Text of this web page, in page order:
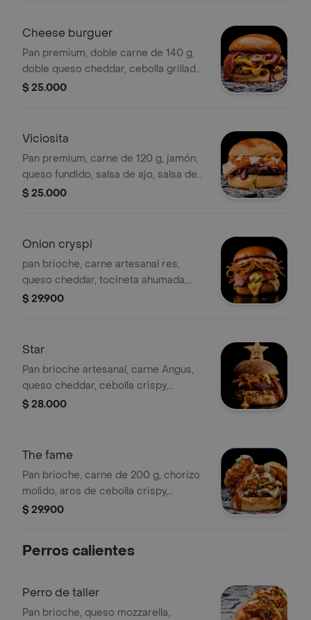
texturas. Incluye papas francesas.
Cheese burguer
Pan premium, doble carne de 140 g,
doble queso cheddar, cebolla grillada,
tocineta crujiente y salsa BBQ con
$ 25.000
Viciosita
Pan premium, carne de 120 g, jamón,
queso fundido, salsa de ajo, salsa de
cilantro y reducción de uva. Incluye
$ 25.000
Onion cryspi
pan brioche, carne artesanal res,
queso cheddar, tocineta ahumada,
cebolla crispy y salsa rosada de la
$ 29.900
Star
Pan brioche artesanal, carne Angus,
queso cheddar, cebolla crispy,
rodajas de carambolo y salsa
$ 28.000
The fame
Pan brioche, carne de 200 g, chorizo
molido, aros de cebolla crispy,
reducción de salsa tropical, chipotle y
$ 29.900
Perros calientes
Perro de taller
Pan brioche, queso mozzarella,